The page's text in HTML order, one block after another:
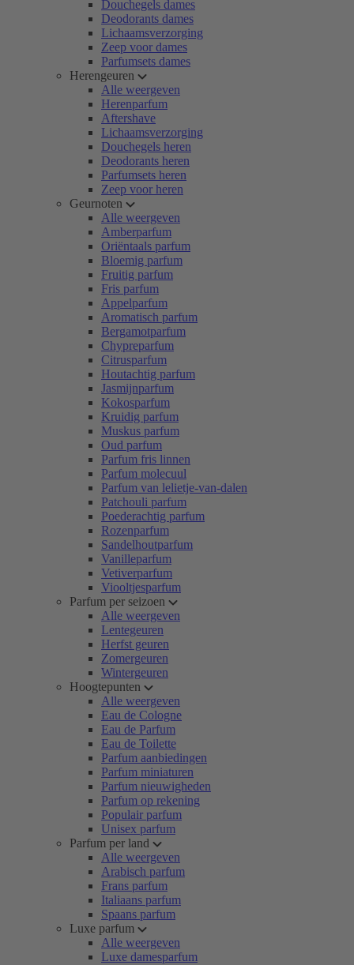
Douchegels dames
Deodorants dames
Lichaamsverzorging
Zeep voor dames
Parfumsets dames
Herengeuren
Alle weergeven
Herenparfum
Aftershave
Lichaamsverzorging
Douchegels heren
Deodorants heren
Parfumsets heren
Zeep voor heren
Geurnoten
Alle weergeven
Amberparfum
Oriëntaals parfum
Bloemig parfum
Fruitig parfum
Fris parfum
Appelparfum
Aromatisch parfum
Bergamotparfum
Chypreparfum
Citrusparfum
Houtachtig parfum
Jasmijnparfum
Kokosparfum
Kruidig parfum
Muskus parfum
Oud parfum
Parfum fris linnen
Parfum molecuul
Parfum van lelietje-van-dalen
Patchouli parfum
Poederachtig parfum
Rozenparfum
Sandelhoutparfum
Vanilleparfum
Vetiverparfum
Viooltjesparfum
Parfum per seizoen
Alle weergeven
Lentegeuren
Herfst geuren
Zomergeuren
Wintergeuren
Hoogtepunten
Alle weergeven
Eau de Cologne
Eau de Parfum
Eau de Toilette
Parfum aanbiedingen
Parfum miniaturen
Parfum nieuwigheden
Parfum op rekening
Populair parfum
Unisex parfum
Parfum per land
Alle weergeven
Arabisch parfum
Frans parfum
Italiaans parfum
Spaans parfum
Luxe parfum
Alle weergeven
Luxe damesparfum